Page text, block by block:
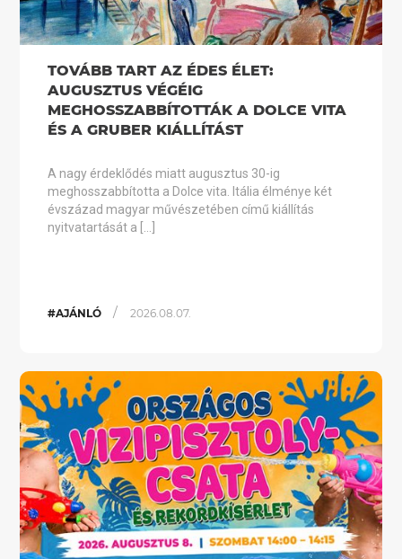
TOVÁBB TART AZ ÉDES ÉLET:
AUGUSZTUS VÉGÉIG
MEGHOSSZABBÍTOTTÁK A DOLCE VITA
ÉS A GRUBER KIÁLLÍTÁST
A nagy érdeklődés miatt augusztus 30-ig
meghosszabbította a Dolce vita. Itália élménye két
évszázad magyar művészetében című kiállítás
nyitvatartását a […]
#AJÁNLÓ / 2026.08.07.